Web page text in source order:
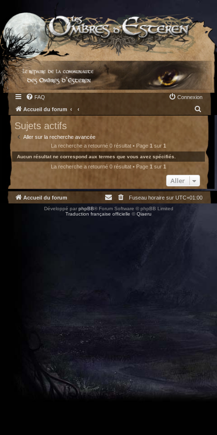
FAQ Connexion
Accueil du forum
h
Sujets actifs
Aller sur la recherche avancée
La recherche a retourné 0 résultat • Page 1 sur 1
Aucun résultat ne correspond aux termes que vous avez spécifiés.
La recherche a retourné 0 résultat • Page 1 sur 1
Aller
Accueil du forum Fuseau horaire sur UTC+01:00
Développé par phpBB® Forum Software © phpBB Limited
Traduction française officielle ©Qiaeru